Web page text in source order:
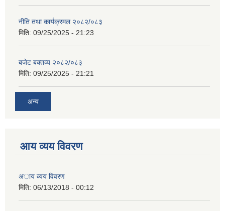
नीति तथा कार्यक्रमल २०८२/०८३
मिति: 09/25/2025 - 21:23
बजेट बक्तव्य २०८२/०८३
मिति: 09/25/2025 - 21:21
अन्य
आय व्यय विवरण
अाय व्यय विवरण
मिति: 06/13/2018 - 00:12